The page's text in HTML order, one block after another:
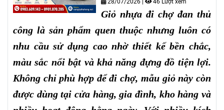
28/07/2026 | 46 Lượt xem
Giỏ nhựa đi chợ đan thủ
công là sản phẩm quen thuộc nhưng luôn có
nhu cầu sử dụng cao nhờ thiết kế bền chắc,
màu sắc nổi bật và khả năng đựng đồ tiện lợi.
Không chỉ phù hợp để đi chợ, mẫu giỏ này còn
được dùng tại cửa hàng, gia đình, kho hàng và